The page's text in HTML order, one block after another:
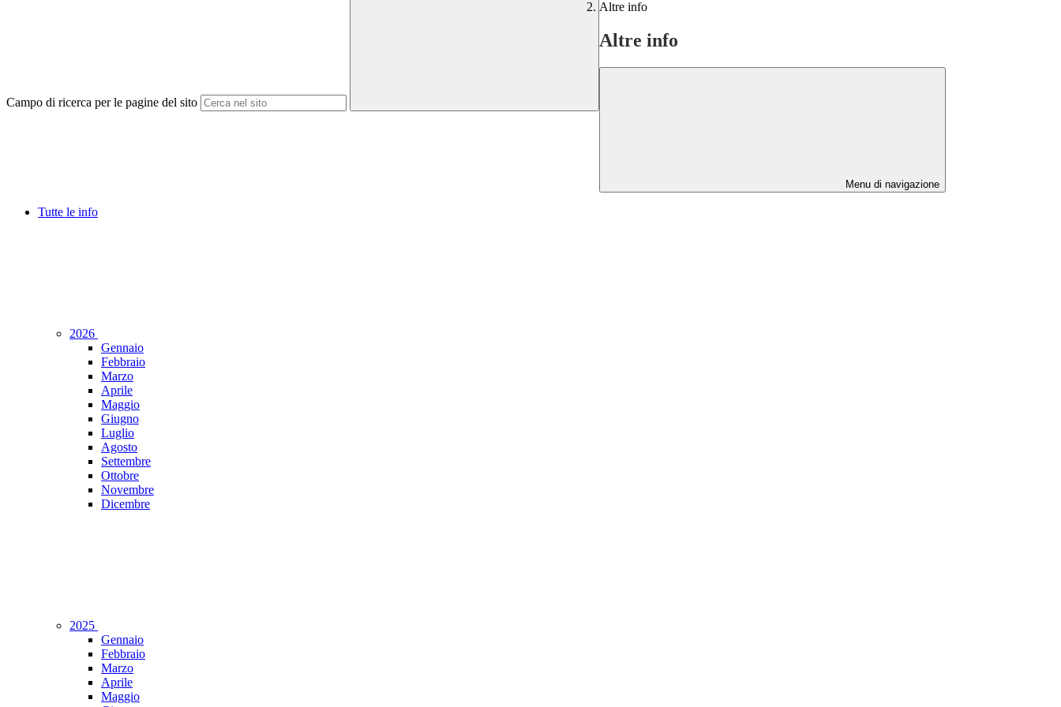
Campo di ricerca per le pagine del sito
Altre info
Altre info
Menu di navigazione
Tutte le info
2026
Gennaio
Febbraio
Marzo
Aprile
Maggio
Giugno
Luglio
Agosto
Settembre
Ottobre
Novembre
Dicembre
2025
Gennaio
Febbraio
Marzo
Aprile
Maggio